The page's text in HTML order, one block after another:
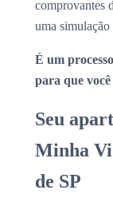
comprovantes
uma
É um
para que
Seu
Minha
de SP